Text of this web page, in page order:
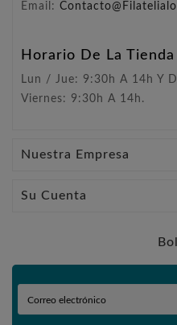
Email:
Horario De La Tienda
Lun / Jue: 9:30h A 14h Y
Viernes: 9:30h A 14h.
Nuestra Empresa
Su Cuenta